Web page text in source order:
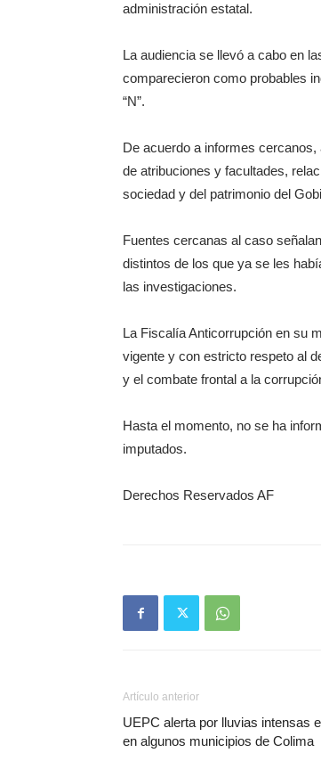
administración estatal.
La audiencia se llevó a cabo en
comparecieron como probables
“N”.
De acuerdo a informes
de atribuciones y facultades,
sociedad y del patrimonio del
Fuentes cercanas al caso
distintos de los que ya se les
las investigaciones.
La Fiscalía Anticorrupción en su
vigente y con estricto respeto al
y el combate frontal a la
Hasta el momento, no se ha
imputados.
Derechos Reservados AF
Artículo anterior
UEPC alerta por lluvias intensas
en algunos municipios de Colima